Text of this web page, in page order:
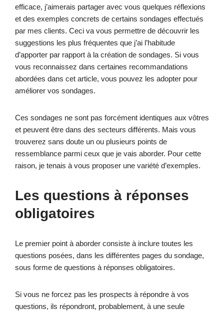
efficace, j’aimerais partager avec vous quelques réflexions
et des exemples concrets de certains sondages effectués
par mes clients. Ceci va vous permettre de découvrir les
suggestions les plus fréquentes que j’ai l’habitude
d’apporter par rapport à la création de sondages. Si vous
vous reconnaissez dans certaines recommandations
abordées dans cet article, vous pouvez les adopter pour
améliorer vos sondages.
Ces sondages ne sont pas forcément identiques aux vôtres
et peuvent être dans des secteurs différents. Mais vous
trouverez sans doute un ou plusieurs points de
ressemblance parmi ceux que je vais aborder. Pour cette
raison, je tenais à vous proposer une variété d’exemples.
Les questions à réponses
obligatoires
Le premier point à aborder consiste à inclure toutes les
questions posées, dans les différentes pages du sondage,
sous forme de questions à réponses obligatoires.
Si vous ne forcez pas les prospects à répondre à vos
questions, ils répondront, probablement, à une seule